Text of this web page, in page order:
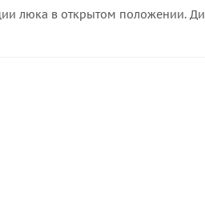
люка в открытом положении.